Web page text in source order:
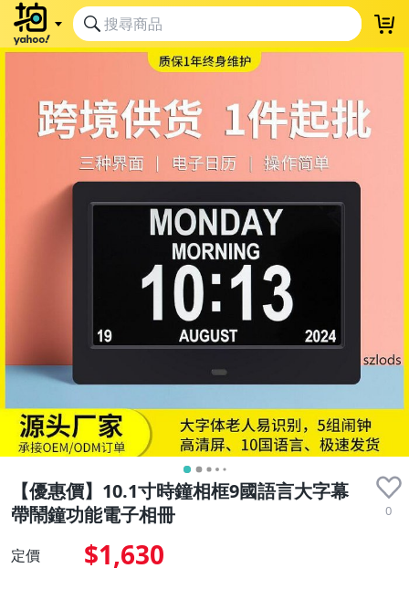
【優惠價】10.1寸時鐘相框9國語言大字幕
帶鬧鐘功能電子相冊
0
定價 $1,630